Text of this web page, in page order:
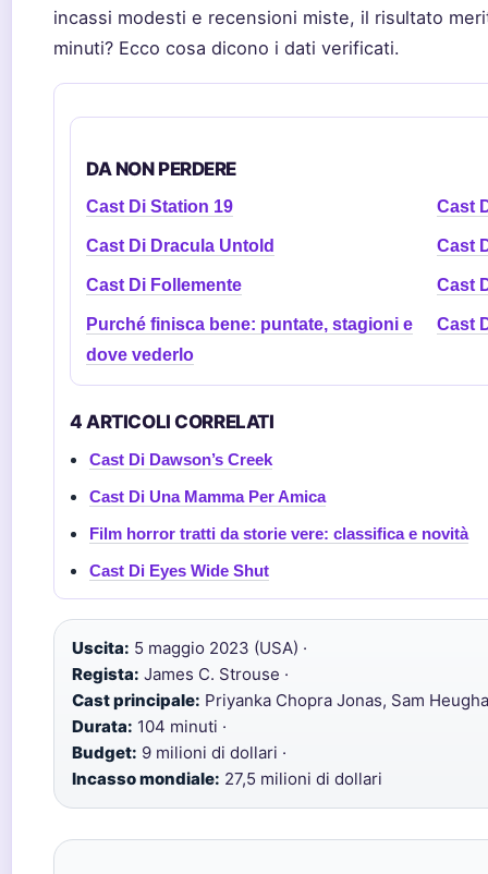
incassi modesti e recensioni miste, il risultato
minuti? Ecco cosa dicono i dati verificati.
DA NON PERDERE
Cast Di Station 19 Cast
Cast Di Dracula Untold Cast
Cast Di Follemente Cast
Purché finisca bene: puntate, stagioni e
dove vederlo
Cast
4 ARTICOLI CORRELATI
Cast Di Dawson’s Creek
Cast Di Una Mamma Per Amica
Film horror tratti da storie vere: classifica e novità
Cast Di Eyes Wide Shut
Uscita: 5 maggio 2023 (USA) ·
Regista: James C. Strouse ·
Cast principale: Priyanka Chopra Jonas, Sam
Durata: 104 minuti ·
Budget: 9 milioni di dollari ·
Incasso mondiale: 27,5 milioni di dollari